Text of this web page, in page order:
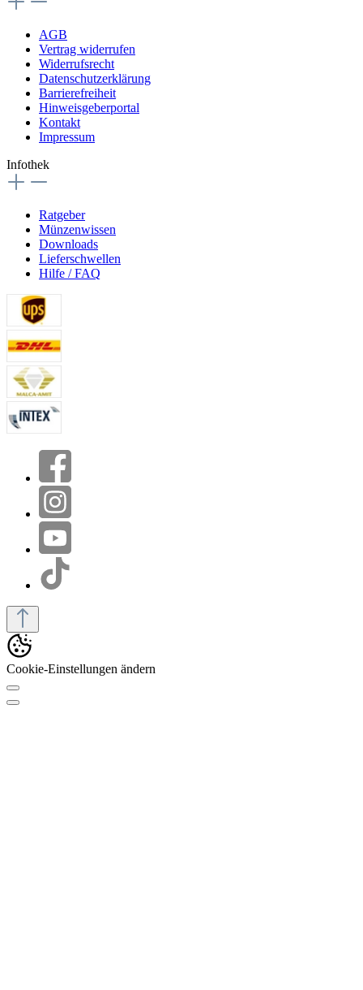
AGB
Vertrag widerrufen
Widerrufsrecht
Datenschutzerklärung
Barrierefreiheit
Hinweis­geberportal
Kontakt
Impressum
Infothek
Ratgeber
Münzenwissen
Downloads
Lieferschwellen
Hilfe / FAQ
Cookie-Einstellungen ändern